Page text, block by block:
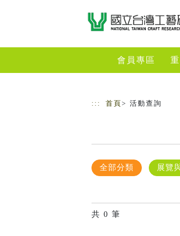
會員專區
::: 首頁 > 活動查詢
全部分類 展覽
共 0 筆